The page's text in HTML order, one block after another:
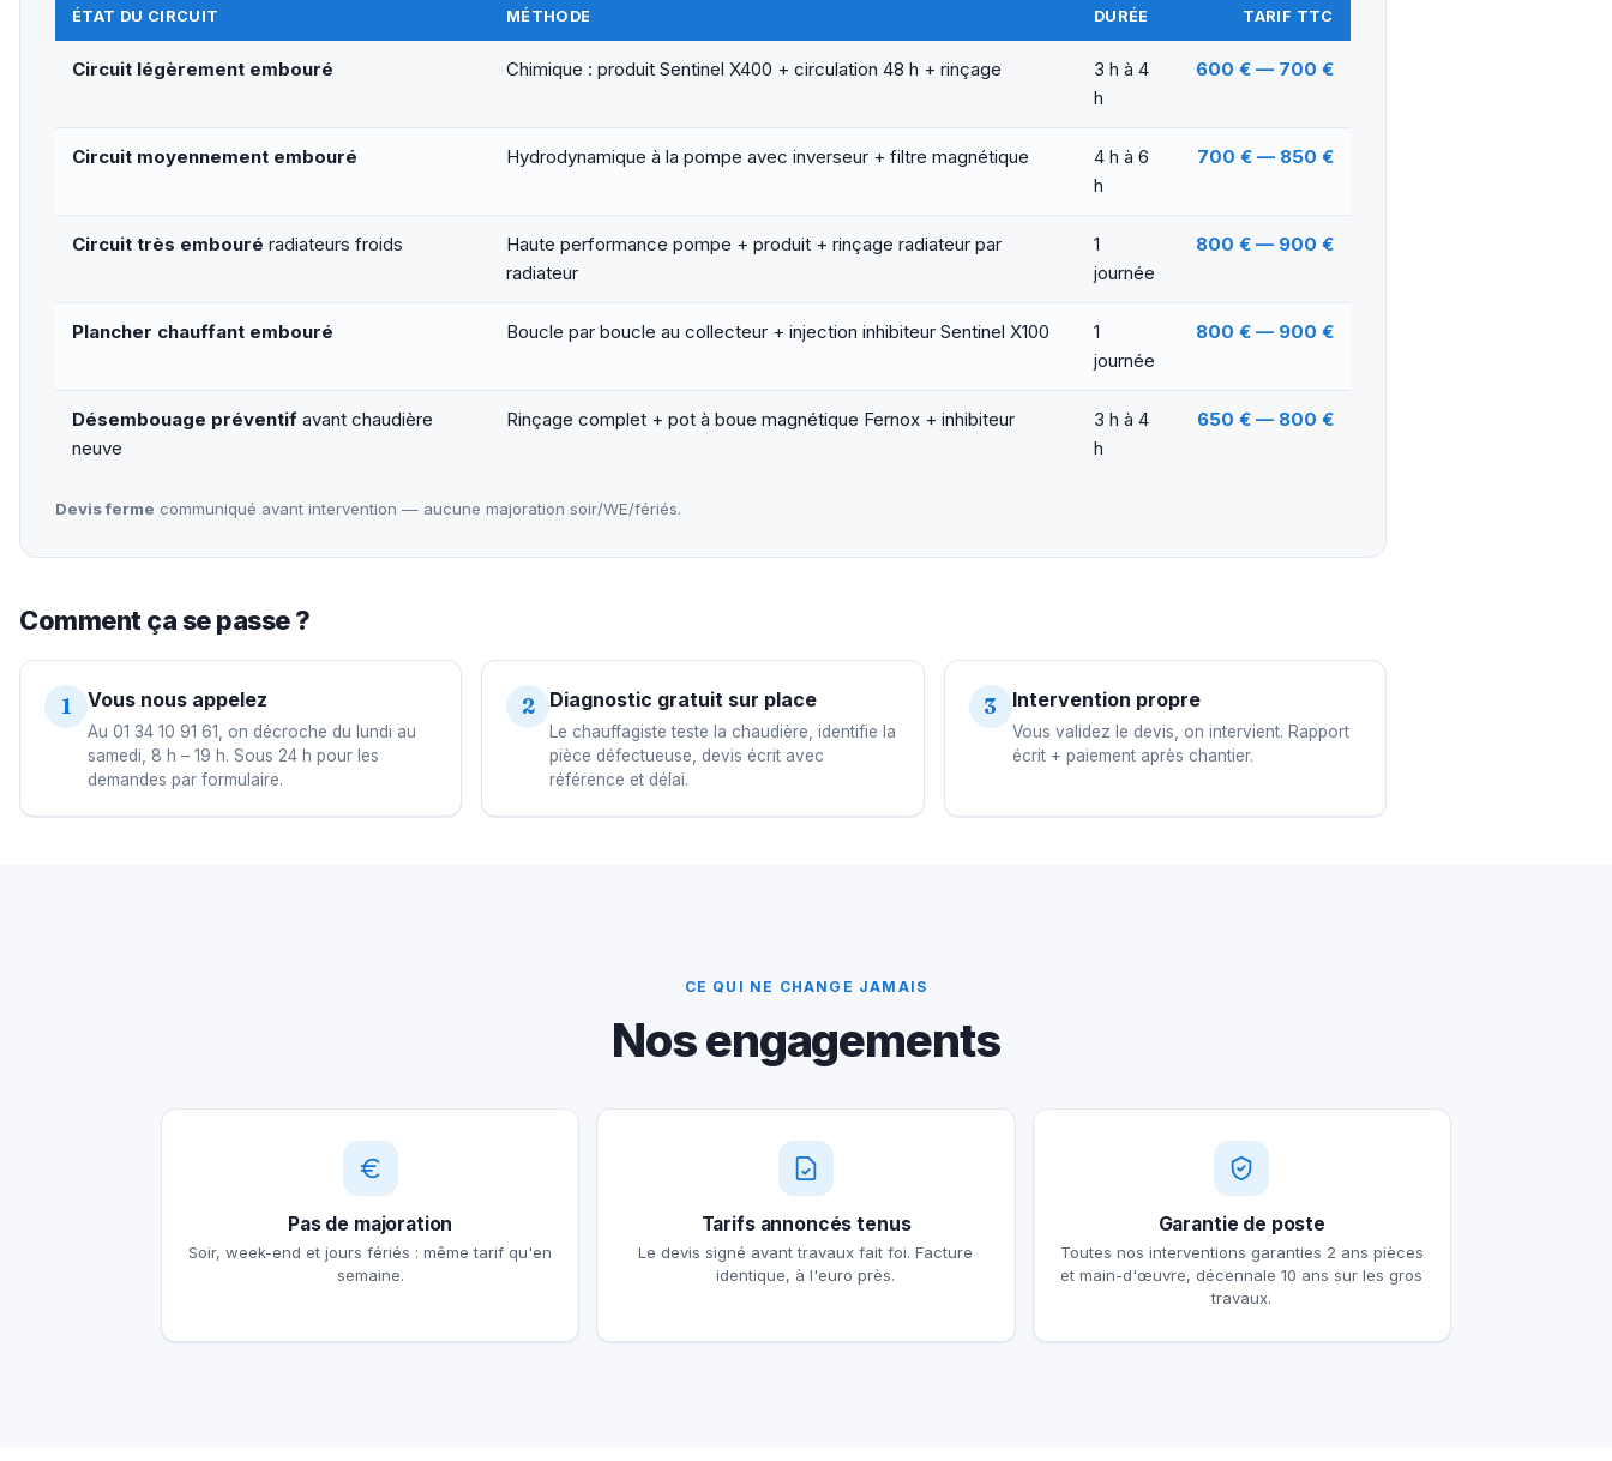
ÉTAT DU CIRCUIT MÉTHODE DURÉE TARIF TTC
Circuit légèrement embouré Chimique : produit Sentinel X400 + circulation 48 h + rinçage
3 h à 4
h
600 € — 700 €
Circuit moyennement embouré Hydrodynamique à la pompe avec inverseur + filtre magnétique
4 h à 6
h
700 € — 850 €
Circuit très embouré radiateurs froids
Haute performance pompe + produit + rinçage radiateur par
radiateur
1
journée
800 € — 900 €
Plancher chauffant embouré Boucle par boucle au collecteur + injection inhibiteur Sentinel X100
1
journée
800 € — 900 €
Désembouage préventifavant chaudière
neuve
Rinçage complet + pot à boue magnétique Fernox + inhibiteur
3 h à 4
h
650 € — 800 €
Devis ferme communiqué avant intervention — aucune majoration soir/WE/fériés.
Comment ça se passe ?
1 Vous nous appelez
Au 01 34 10 91 61, on décroche du lundi au
samedi, 8 h – 19 h. Sous 24 h pour les
demandes par formulaire.
2 Diagnostic gratuit sur place
Le chauffagiste teste la chaudière, identifie la
pièce défectueuse, devis écrit avec
référence et délai.
3 Intervention propre
Vous validez le devis, on intervient. Rapport
écrit + paiement après chantier.
CE QUI NE CHANGE JAMAIS
Nos engagements
Pas de majoration
Soir, week-end et jours fériés : même tarif qu'en
semaine.
Tarifs annoncés tenus
Le devis signé avant travaux fait foi. Facture
identique, à l'euro près.
Garantie de poste
Toutes nos interventions garanties 2 ans pièces
et main-d'œuvre, décennale 10 ans sur les gros
travaux.